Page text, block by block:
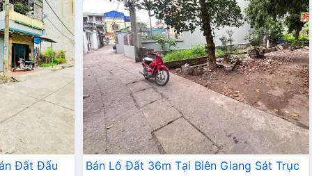
Đất Đấu
Bán Lô Đất 36m Tại Biên Giang Sát Trục